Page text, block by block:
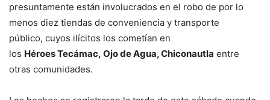
presuntamente están involucrados en el robo de por lo
menos diez tiendas de conveniencia y transporte
público, cuyos ilícitos los cometían en
los Héroes Tecámac, Ojo de Agua, Chiconautla entre
otras comunidades.